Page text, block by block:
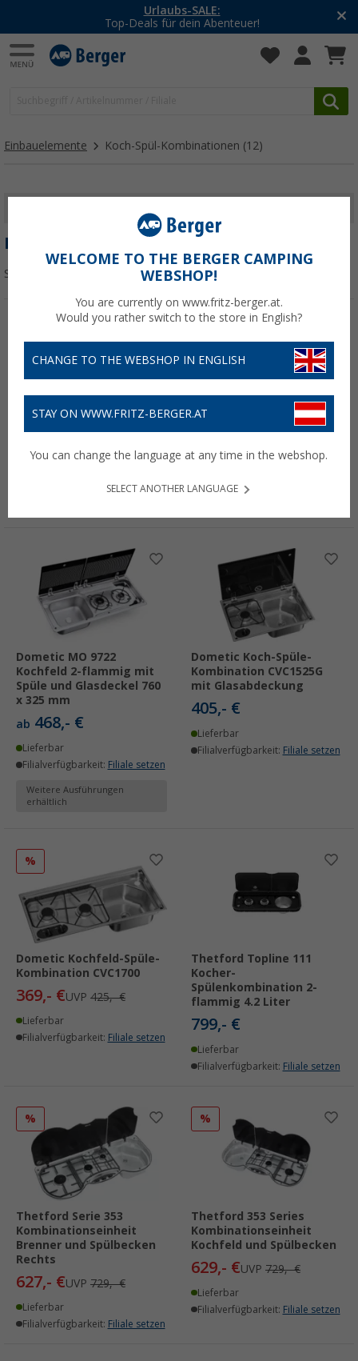
Urlaubs-SALE:
Top-Deals für dein Abenteuer!
Einbauelemente Koch-Spül-Kombinationen (12)
KOCH-SPÜL-KOMBINATIONEN
Sortieren:
459,- €
Dometic Kochfeld-Spüle-
369,- €
Lieferbar
Dometic MO 9722
Kochfeld 2-flammig mit
Spüle und Glasdeckel 760
x 325 mm
ab 468,- €
Lieferbar
Filialverfügbarkeit: Filiale setzen
Weitere Ausführungen
erhältlich
Dometic Koch-Spüle-
Kombination CVC1525G
mit Glasabdeckung
405,- €
Lieferbar
Filialverfügbarkeit: Filiale setzen
%
Dometic Kochfeld-Spüle-
Kombination CVC1700
369,- €UVP 425,- €
Lieferbar
Filialverfügbarkeit: Filiale setzen
Thetford Topline 111
Kocher-
Spülenkombination 2-
flammig 4.2 Liter
799,- €
Lieferbar
Filialverfügbarkeit: Filiale setzen
%
Thetford Serie 353
Kombinationseinheit
Brenner und Spülbecken
Rechts
627,- €UVP 729,- €
Lieferbar
Filialverfügbarkeit: Filiale setzen
%
Thetford 353 Series
Kombinationseinheit
Kochfeld und Spülbecken
629,- €UVP 729,- €
Lieferbar
Filialverfügbarkeit: Filiale setzen
WELCOME TO THE BERGER CAMPING
WEBSHOP!
You are currently on www.fritz-berger.at.
Would you rather switch to the store in English?
CHANGE TO THE WEBSHOP IN ENGLISH
STAY ON WWW.FRITZ-BERGER.AT
You can change the language at any time in the webshop.
SELECT ANOTHER LANGUAGE